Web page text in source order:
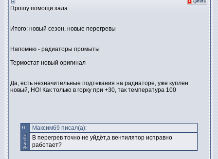
Прошу помощи зала
Итого: новый сезон, новые перегревы
Напомню - радиаторы промыты
Термостат новый оригинал
Да, есть незначительные подтекания на радиаторе, уже куплен
новый, НО! Как только в горку при +30, так температура 100
Максим69 писал(а):
В перегрев точно не уйдёт,а вентилятор исправно
работает?